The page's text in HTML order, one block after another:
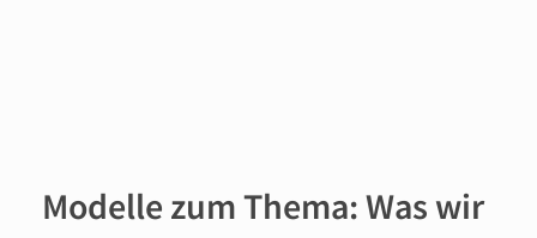
Modelle zum Thema: Was wir